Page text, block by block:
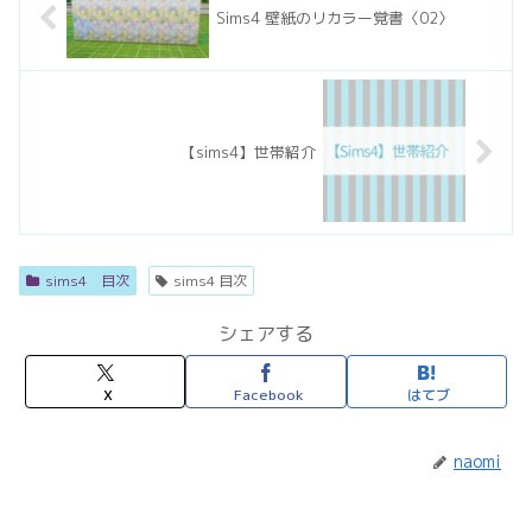
Sims4 壁紙のリカラー覚書〈02〉
【sims4】世帯紹介
sims4 目次 sims4 目次
シェアする
X Facebook はてブ
naomi